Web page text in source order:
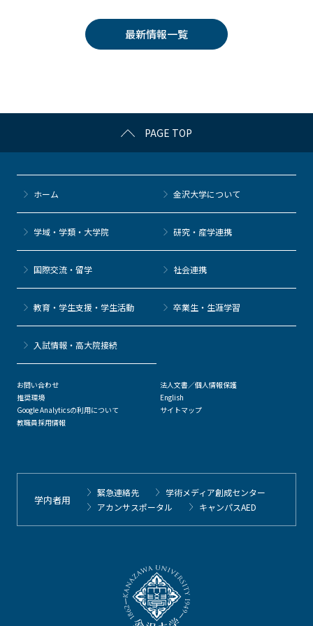
k
erk
et
n
a
最新情報一覧
PAGE TOP
ホーム 金沢大学について
学域・学類・大学院 研究・産学連携
国際交流・留学 社会連携
教育・学生支援・学生活動 卒業生・生涯学習
⼊試情報・高大院接続
お問い合わせ
推奨環境
Google Analyticsの利用について
教職員採用情報
法人文書／個人情報保護
English
サイトマップ
学内者用
緊急連絡先
学術メディア創成センター
アカンサスポータル
キャンパスAED